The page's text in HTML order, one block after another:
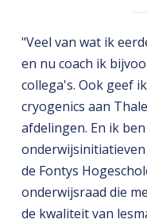
"Veel van wat ik
en nu coach ik
collega's. Ook geef
cryogenics aan
afdelingen. En ik
de Fontys
onderwijsraad die
de kwaliteit van